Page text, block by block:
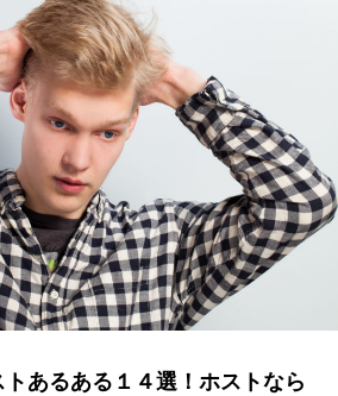
トあるある１４選！ホストなら